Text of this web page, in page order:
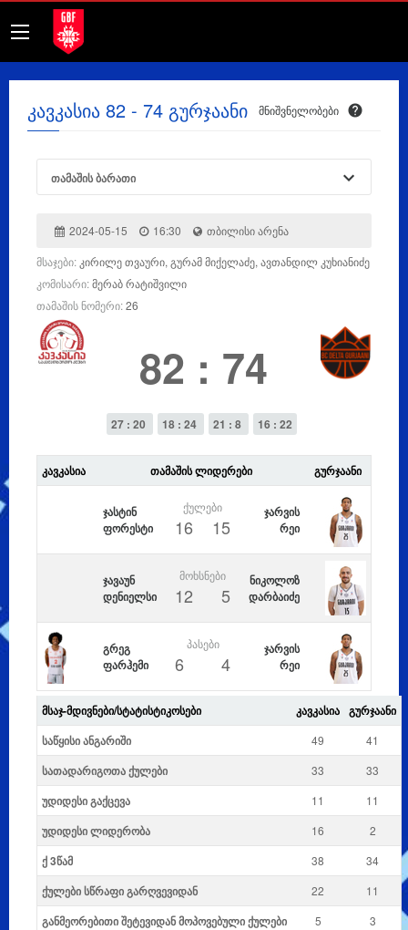
კავკასია 82 - 74 გურჯაანი მნიშვნელობები
თამაშის ბარათი
2024-05-15 16:30
თბილისი არენა
მსაჯები: კირილე თვაური, გურამ მიქელაძე, ავთანდილ კუხიანიძე
კომისარი:მერაბ რატიშვილი
თამაშის ნომერი:26
82 : 74
27 : 20 18 : 24 21 : 8 16 : 22
ᲙᲐᲕᲙᲐᲡᲘᲐ ᲗᲐᲛᲐᲨᲘᲡ ᲚᲘᲓᲔᲠᲔᲑᲘ ᲒᲣᲠᲯᲐᲐᲜᲘ
ჯასტინ
ფორესტი
ᲥᲣᲚᲔᲑᲘ
16 15
ჯარვის
რეი
ჯავაუნ
დენიელსი
ᲛᲝᲮᲡᲜᲔᲑᲘ
12 5
ნიკოლოზ
დარბაიძე
გრეგ
ფარჰემი
ᲞᲐᲡᲔᲑᲘ
6 4
ჯარვის
რეი
ᲛᲡᲐᲯ-ᲛᲓᲘᲕᲜᲔᲑᲘ/ᲡᲢᲐᲢᲘᲡᲢᲘᲙᲝᲡᲔᲑᲘ ᲙᲐᲕᲙᲐᲡᲘᲐ ᲒᲣᲠᲯᲐᲐᲜᲘ
საწყისი ანგარიში
49 41
სათადარიგოთა ქულები 33 33
უდიდესი გაქცევა 11 11
უდიდესი ლიდერობა 16 2
ქ 3წამ 38 34
ქულები სწრაფი გარღვევიდან 22 11
განმეორებითი შეტევიდან მოპოვებული ქულები 5 3